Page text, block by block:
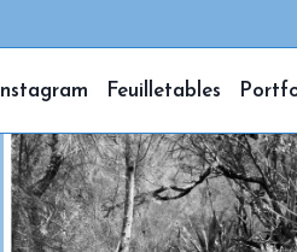
Instagram Feuilletables